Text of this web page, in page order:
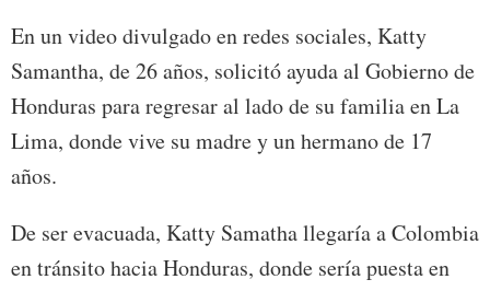
En un video divulgado en redes sociales, Katty
Samantha, de 26 años, solicitó ayuda al Gobierno de
Honduras para regresar al lado de su familia en La
Lima, donde vive su madre y un hermano de 17
años.
De ser evacuada, Katty Samatha llegaría a Colombia
en tránsito hacia Honduras, donde sería puesta en